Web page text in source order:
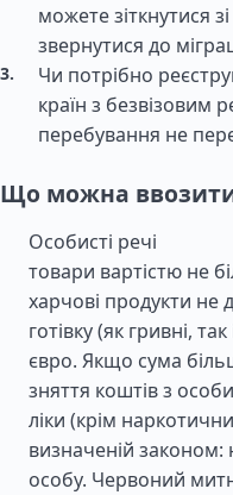
можете зіткнутися
звернутися до
Чи потрібно
країн з безвізовим
перебування не
Що можна
Особисті речі
товари вартістю не
харчові продукти не
готівку (як гривні,
євро. Якщо сума
зняття коштів з
ліки (крім
визначеній
особу. Червоний